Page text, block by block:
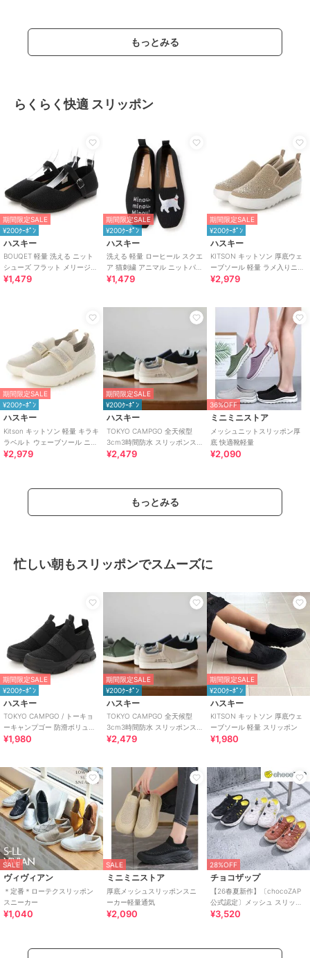
もっとみる
らくらく快適 スリッポン
期間限定SALE
¥200ｸｰﾎﾟﾝ
ハスキー
BOUQET 軽量 洗える ニット
シューズ フラット メリージェ
ンパンプス スリッポン
¥1,479
期間限定SALE
¥200ｸｰﾎﾟﾝ
ハスキー
洗える 軽量 ローヒール スクエ
ア 猫刺繍 アニマル ニットパン
プス スリッポン オペラシュー
¥1,479
期間限定SALE
¥200ｸｰﾎﾟﾝ
ハスキー
KITSON キットソン 厚底ウェ
ーブソール 軽量 ラメ入りニッ
ト スリッポン
¥2,979
期間限定SALE
¥200ｸｰﾎﾟﾝ
ハスキー
Kitson キットソン 軽量 キラキ
ラベルト ウェーブソール ニッ
トスリッポン
¥2,979
期間限定SALE
¥200ｸｰﾎﾟﾝ
ハスキー
TOKYO CAMPGO 全天候型
3cm3時間防水 スリッポンス
ニーカー
¥2,479
36%OFF
ミニミニストア
メッシュニットスリッポン厚
底 快適靴軽量
¥2,090
もっとみる
忙しい朝もスリッポンでスムーズに
期間限定SALE
¥200ｸｰﾎﾟﾝ
ハスキー
TOKYO CAMPGO / トーキョ
ーキャンプゴー 防滑ボリュー
ムソール 防水スリッポンスニ
¥1,980
期間限定SALE
¥200ｸｰﾎﾟﾝ
ハスキー
TOKYO CAMPGO 全天候型
3cm3時間防水 スリッポンス
ニーカー
¥2,479
期間限定SALE
¥200ｸｰﾎﾟﾝ
ハスキー
KITSON キットソン 厚底ウェ
ーブソール 軽量 スリッポン
¥1,980
SALE
ヴィヴィアン
＊定番＊ローテクスリッポン
スニーカー
¥1,040
SALE
ミニミニストア
厚底メッシュスリッポンスニ
ーカー軽量通気
¥2,090
28%OFF
チョコザップ
【26春夏新作】〔chocoZAP
公式認定〕メッシュ スリッポ
ン スニーカーサンダル
¥3,520